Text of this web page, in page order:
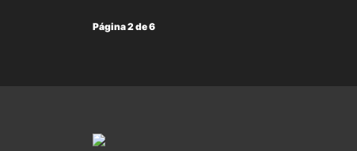
Página 2 de 6